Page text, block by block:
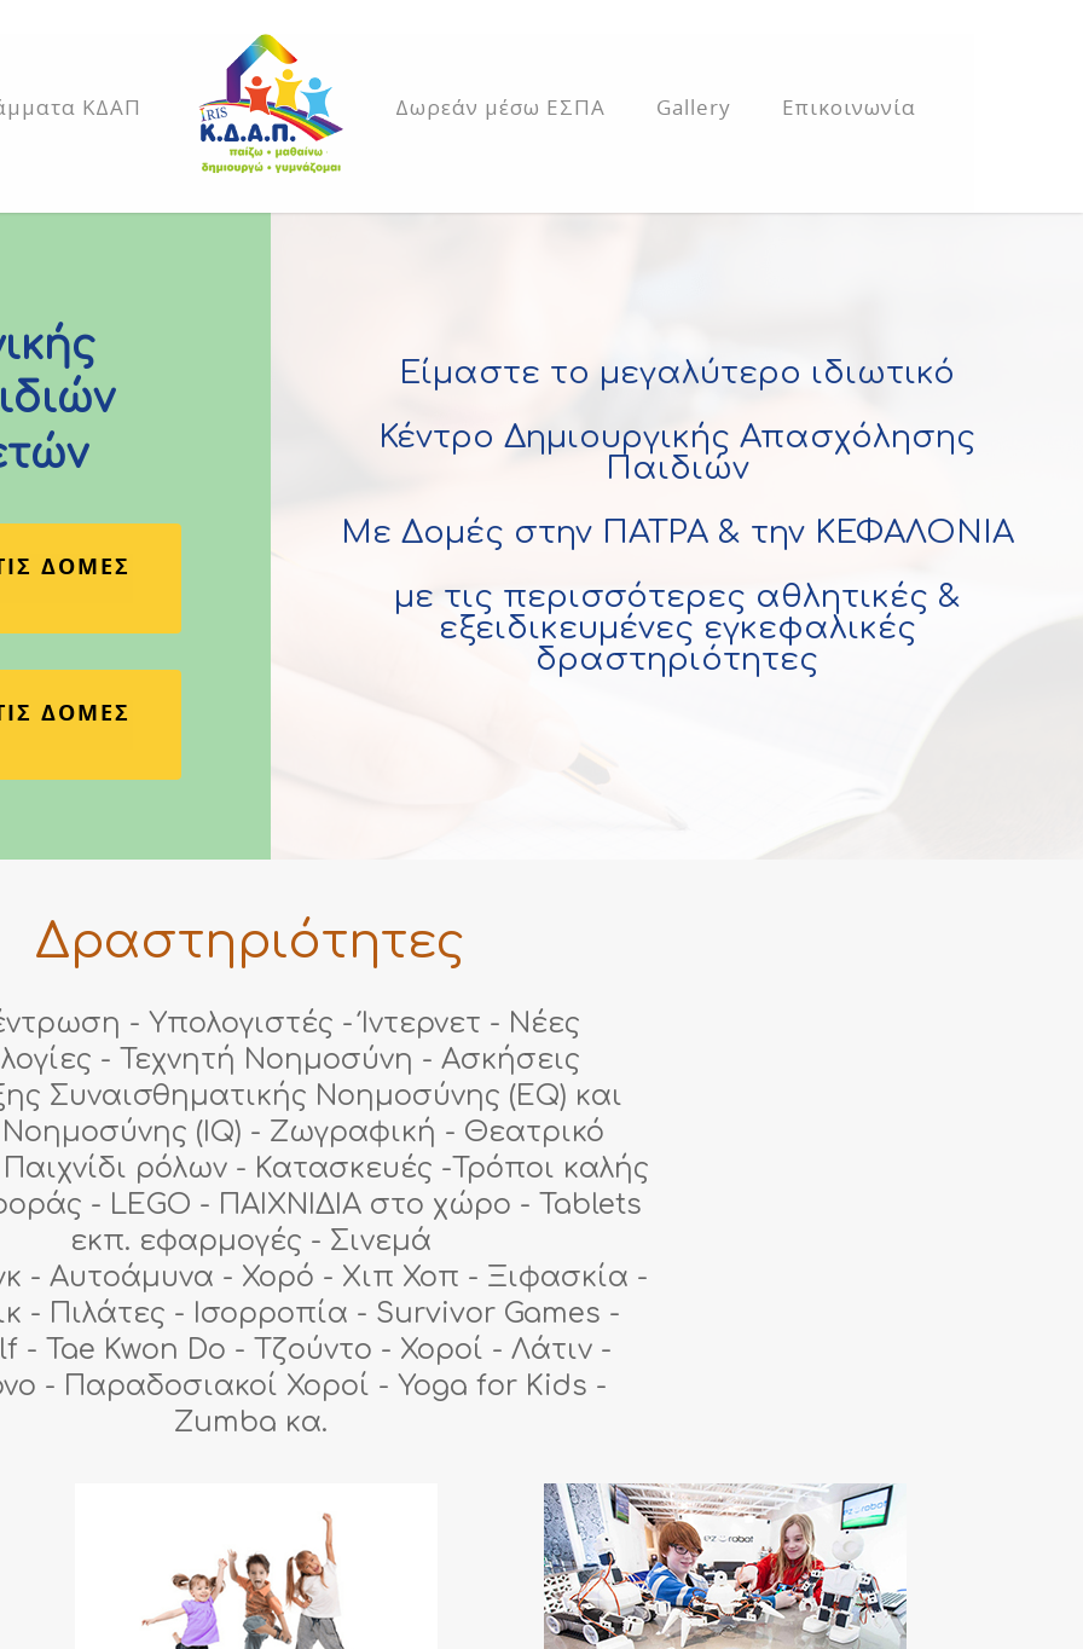
ΚΔΑΠ Δωρεάν μέσω ΕΣΠΑ Gallery Επικοινωνία
ΔΟΜΕΣ
ΔΟΜΕΣ
Είμαστε το μεγαλύτερο ιδιωτικό
Κέντρο Δημιουργικής Απασχόλησης
Παιδιών
Με Δομές στην ΠΑΤΡΑ & την ΚΕΦΑΛΟΝΙΑ
με τις περισσότερες αθλητικές &
εξειδικευμένες εγκεφαλικές
δραστηριότητες
Δραστηριότητες
- Υπολογιστές - Ίντερνετ - Νέες
- Τεχνητή Νοημοσύνη - Ασκήσεις
Συναισθηματικής Νοημοσύνης (EQ) και
Νοημοσύνης (IQ) - Ζωγραφική - Θεατρικό
Παιχνίδι ρόλων - Κατασκευές -Τρόποι καλής
- LEGO - ΠΑΙΧΝΙΔΙΑ στο χώρο - Tablets
εκπ. εφαρμογές - Σινεμά
- Αυτοάμυνα - Χορό - Χιπ Χοπ - Ξιφασκία -
- Πιλάτες - Ισορροπία - Survivor Games -
- Tae Kwon Do - Τζούντο - Χοροί - Λάτιν -
- Παραδοσιακοί Χοροί - Yoga for Kids -
Zumba κα.